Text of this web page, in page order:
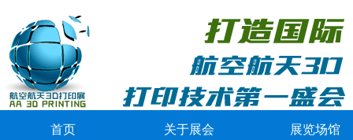
首页 关于展会 展览场馆